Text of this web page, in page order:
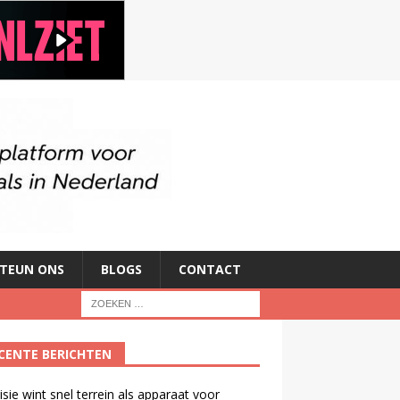
ONS BLOGS CONTACT
BERICHTEN
wint snel terrein als apparaat voor